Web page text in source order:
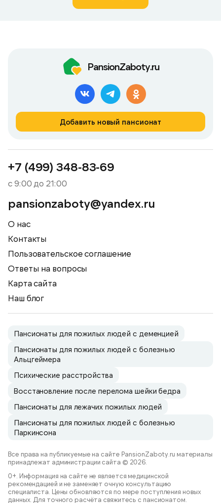
PansionZaboty.ru
Добавить новый пансионат
+7 (499) 348-83-69
с 9:00 до 21:00
pansionzaboty@yandex.ru
О нас
Контакты
Пользовательское соглашение
Ответы на вопросы
Карта сайта
Наш блог
Пансионаты для пожилых людей с деменцией
Пансионаты для пожилых людей с болезнью
Альцгеймера
Психические расстройства
Восстановление после перелома шейки бедра
Пансионаты для лежачих пожилых людей
Пансионаты для пожилых людей с болезнью
Паркинсона
Все права на публикуемые на сайте PansionZaboty.ru материалы
принадлежат администрации сайта © 2026.
0+. Информация на сайте не является медицинской
рекомендацией и не заменяет очную консультацию
специалиста. Цены обновляются по мере поступления новых
данных. Для точного расчёта свяжитесь с пансионатом.